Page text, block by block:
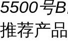
5500号
推荐产品